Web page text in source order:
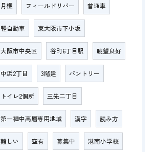
月極 フィールドリバー 普通車
軽自動車 東大阪市下小坂
大阪市中央区 谷町6丁目駅 眺望良好
中浜2丁目 3階建 パントリー
トイレ2個所 三先二丁目
第一種中高層専用地域 漢字 読み方
難しい 空有 募集中 港南小学校